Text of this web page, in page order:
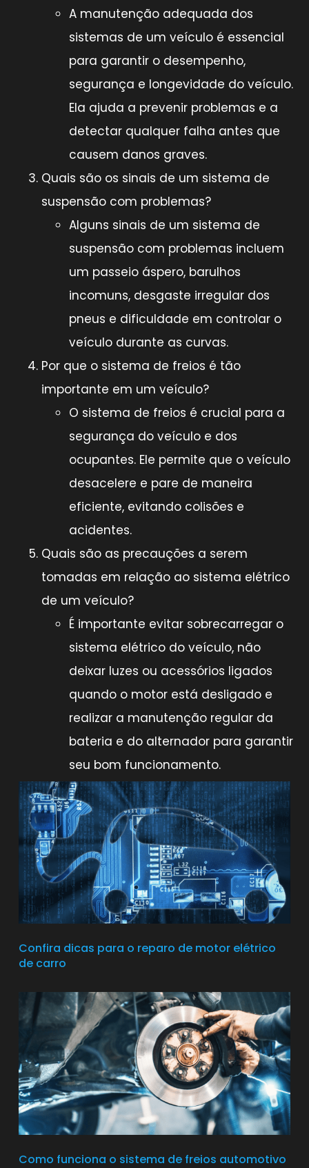
A manutenção adequada dos
sistemas de um veículo é essencial
para garantir o desempenho,
segurança e longevidade do veículo.
Ela ajuda a prevenir problemas e a
detectar qualquer falha antes que
causem danos graves.
Quais são os sinais de um sistema de
suspensão com problemas?
Alguns sinais de um sistema de
suspensão com problemas incluem
um passeio áspero, barulhos
incomuns, desgaste irregular dos
pneus e dificuldade em controlar o
veículo durante as curvas.
Por que o sistema de freios é tão
importante em um veículo?
O sistema de freios é crucial para a
segurança do veículo e dos
ocupantes. Ele permite que o veículo
desacelere e pare de maneira
eficiente, evitando colisões e
acidentes.
Quais são as precauções a serem
tomadas em relação ao sistema elétrico
de um veículo?
É importante evitar sobrecarregar o
sistema elétrico do veículo, não
deixar luzes ou acessórios ligados
quando o motor está desligado e
realizar a manutenção regular da
bateria e do alternador para garantir
seu bom funcionamento.
Confira dicas para o reparo de motor elétrico
de carro
Como funciona o sistema de freios automotivo